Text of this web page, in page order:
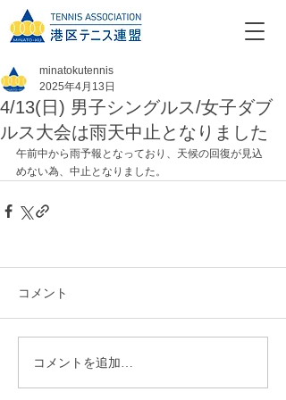
4/13(日) 男子シングルス/女子ダブ
ルス大会は雨天中止となりました
minatokutennis
2025年4月13日
午前中から雨予報となっており、天候の回復が見込
めない為、中止となりました。
コメント
コメントを追加…